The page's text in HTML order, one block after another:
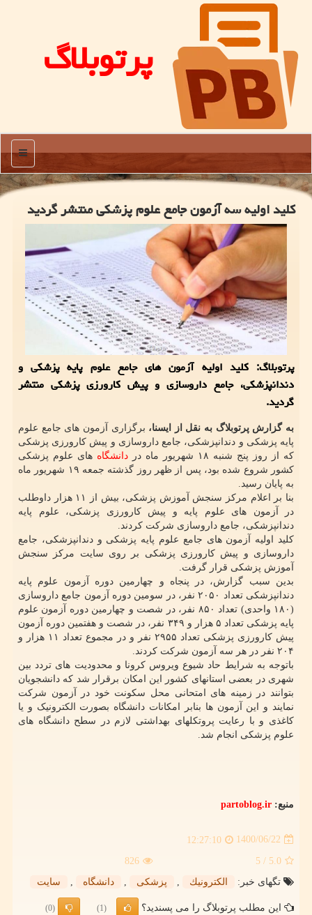
پرتوبلاگ
منو
کلید اولیه سه آزمون جامع علوم پزشکی منتشر گردید
پرتوبلاگ: کلید اولیه آزمون های جامع علوم پایه پزشکی و
دندانپزشکی، جامع داروسازی و پیش کارورزی پزشکی منتشر
گردید.
به گزارش پرتوبلاگ به نقل از ایسنا، برگزاری آزمون های جامع علوم
پایه پزشکی و دندانپزشکی، جامع داروسازی و پیش کارورزی پزشکی
که از روز پنج شنبه ۱۸ شهریور ماه در
دانشگاه های علوم پزشکی
کشور شروع شده بود، پس از ظهر روز گذشته جمعه ۱۹ شهریور ماه
به پایان رسید.
بنا بر اعلام مرکز سنجش آموزش پزشکی، بیش از ۱۱ هزار داوطلب
در آزمون های علوم پایه و پیش کارورزی پزشکی، علوم پایه
دندانپزشکی، جامع داروسازی شرکت کردند.
کلید اولیه آزمون های جامع علوم پایه پزشکی و دندانپزشکی، جامع
داروسازی و پیش کارورزی پزشکی بر روی سایت مرکز سنجش
آموزش پزشکی قرار گرفت.
بدین سبب گزارش، در پنجاه و چهارمین دوره آزمون علوم پایه
دندانپزشکی تعداد ۲۰۵۰ نفر، در سومین دوره آزمون جامع داروسازی
(۱۸۰ واحدی) تعداد ۸۵۰ نفر، در شصت و چهارمین دوره آزمون علوم
پایه پزشکی تعداد ۵ هزار و ۳۴۹ نفر، در شصت و هفتمین دوره آزمون
پیش کارورزی پزشکی تعداد ۲۹۵۵ نفر و در مجموع تعداد ۱۱ هزار و
۲۰۴ نفر در هر سه آزمون شرکت کردند.
باتوجه به شرایط حاد شیوع ویروس کرونا و محدودیت های تردد بین
شهری در بعضی استانهای کشور این امکان برقرار شد که دانشجویان
بتوانند در زمینه های امتحانی محل سکونت خود در آزمون شرکت
نمایند و این آزمون ها بنابر امکانات دانشگاه بصورت الکترونیک و یا
کاغذی و با رعایت پروتکلهای بهداشتی لازم در سطح دانشگاه های
علوم پزشکی انجام شد.
منبع: partoblog.ir
1400/06/22
12:27:10
5.0
/ 5
826
تگهای خبر:
الكترونیك پزشكی دانشگاه سایت
این مطلب پرتوبلاگ را می پسندید؟ (1)
(0)